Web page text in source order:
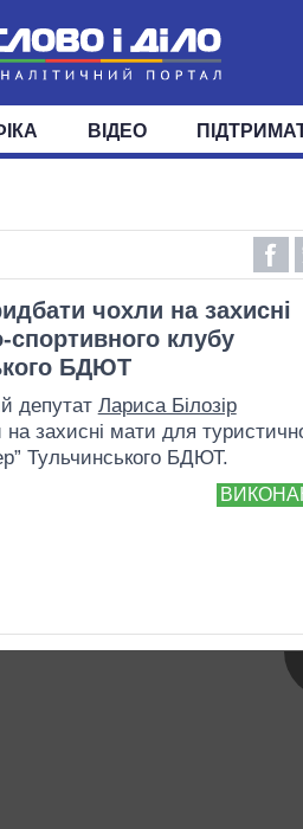
СВІТ
ОКРУГИ
ВІДЕО
чохли на захисні
клубу
БДЮТ
депутат Лариса Білозір
захисні мати для
Тульчинського БДЮТ.